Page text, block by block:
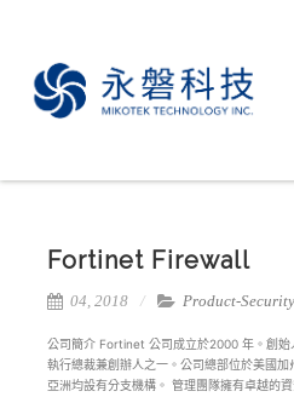
Fortinet Firewall
04, 2018 Product-Security
公司簡介 Fortinet 公司成立於2000 年。創
執行總裁兼創辦人之一。公司總部位於美國
亞洲均設有分支機構。 管理團隊擁有卓越的